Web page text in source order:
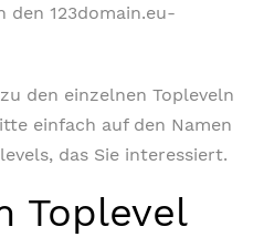
123domain.eu-
den einzelnen Topleveln
einfach auf den Namen
das Sie interessiert.
Toplevel